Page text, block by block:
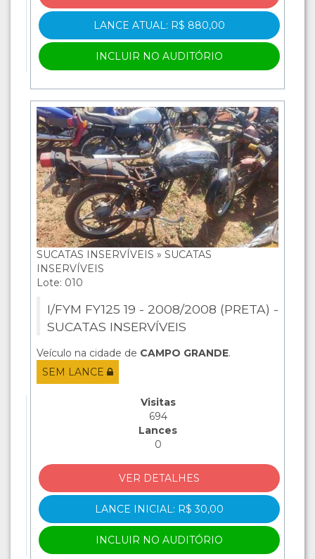
LANCE ATUAL: R$ 880,00
INCLUIR NO AUDITÓRIO
SUCATAS INSERVÍVEIS » SUCATAS
INSERVÍVEIS
Lote: 010
I/FYM FY125 19 - 2008/2008 (PRETA) -
SUCATAS INSERVÍVEIS
Veículo na cidade de CAMPO GRANDE.
SEM LANCE
Visitas
694
Lances
0
VER DETALHES
LANCE INICIAL: R$ 30,00
INCLUIR NO AUDITÓRIO